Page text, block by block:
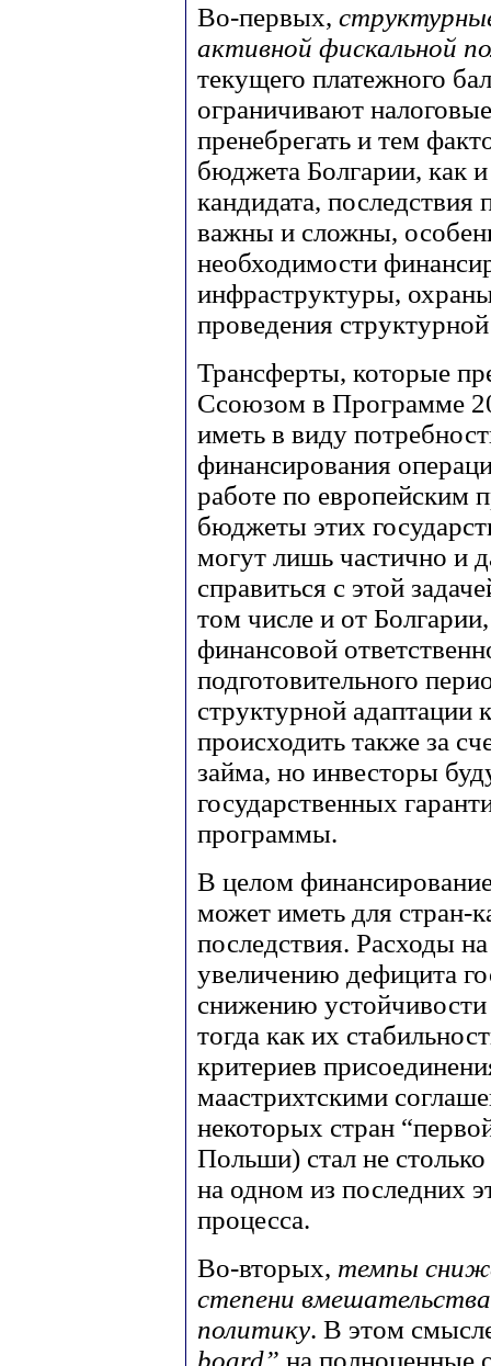
Во-первых,
активной фискальной
текущего платежного
ограничивают
пренебрегать и тем
бюджета Болгарии, как
кандидата, последствия
важны и сложны,
необходимости
инфраструктуры,
проведения
Трансферты, которые
Ссоюзом в Программе
иметь в виду
финансирования
работе по европейским
бюджеты этих
могут лишь частично и
справиться с этой
том числе и от
финансовой
подготовительного
структурной
происходить также за
займа, но инвесторы
государственных
программы.
В целом
может иметь для стран-
последствия. Расходы
увеличению дефицита
снижению
тогда как их
критериев
маастрихтскими
некоторых стран
Польши) стал не
на одном из последних
процесса.
Во-вторых, темпы
степени
политику. В этом
board” на полноценные